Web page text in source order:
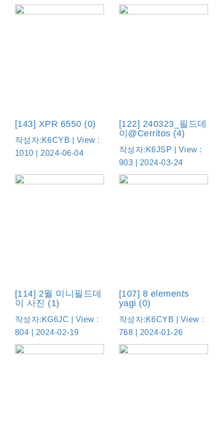
[143] XPR 6550 (0)
작성자:K6CYB | View :
1010 | 2024-06-04
[122] 240323_필드데
이@Cerritos (4)
작성자:K6JSP | View :
903 | 2024-03-24
[114] 2월 미니필드데
이 사진 (1)
작성자:KG6JC | View :
804 | 2024-02-19
[107] 8 elements
yagi (0)
작성자:K6CYB | View :
768 | 2024-01-26